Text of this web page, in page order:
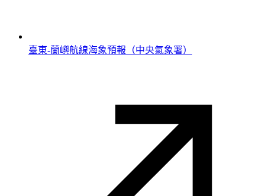
臺東-蘭嶼航線海象預報（中央氣象署）